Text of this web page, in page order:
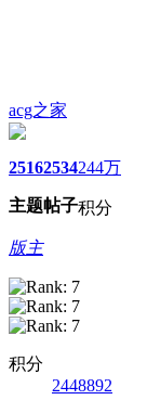
acg之家
2516
主题
2534
帖子
244万
积分
版主
积分
2448892